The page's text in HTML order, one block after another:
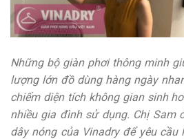
Những bộ giàn phơi thông minh
lượng lớn đồ dùng hàng ngày
chiếm diện tích không gian sinh
nhiều gia đình sử dụng. Chị Sam
dây nóng của Vinadry để yêu